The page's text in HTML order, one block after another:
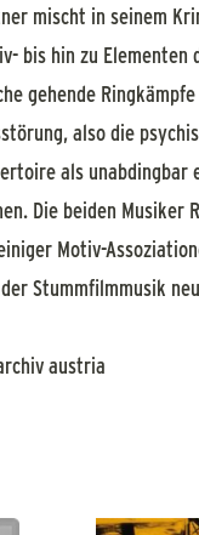
mischt in seinem
bis hin zu
gehende
also die
als unabdingbar
Die beiden
Motiv-
Stummfilmmusik
austria